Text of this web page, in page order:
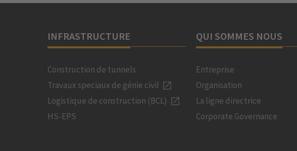
INFRASTRUCTURE
Construction de tunnels
Travaux speciaux de génie civil
Logistique de construction (BCL)
HS-EPS
QUI SOMMES NOUS
Entreprise
Organisation
La ligne directrice
Corporate Governance